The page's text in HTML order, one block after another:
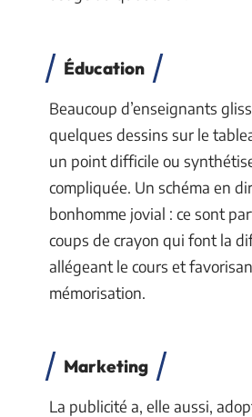
Éducation
Beaucoup d’enseignants
quelques dessins sur le
un point difficile ou
compliquée. Un schéma en
bonhomme jovial : ce sont
coups de crayon qui font la
allégeant le cours et
mémorisation.
Marketing
La publicité a, elle aussi,